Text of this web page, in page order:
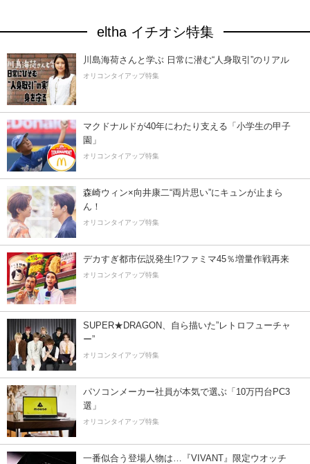
eltha イチオシ特集
川島海荷さんと学ぶ 日常に潜む“人身取引”のリアル
オリコンタイアップ特集
マクドナルドが40年にわたり支える「小学生の甲子
園」
オリコンタイアップ特集
森崎ウィン×向井康二“両片思い”にキュンが止まら
ん！
オリコンタイアップ特集
デカすぎ都市伝説発生!?ファミマ45％増量作戦再来
オリコンタイアップ特集
SUPER★DRAGON、自ら描いた”レトロフューチャ
ー”
オリコンタイアップ特集
パソコンメーカー社員が本気で選ぶ「10万円台PC3
選」
オリコンタイアップ特集
一番似合う登場人物は…『VIVANT』限定ウオッチ